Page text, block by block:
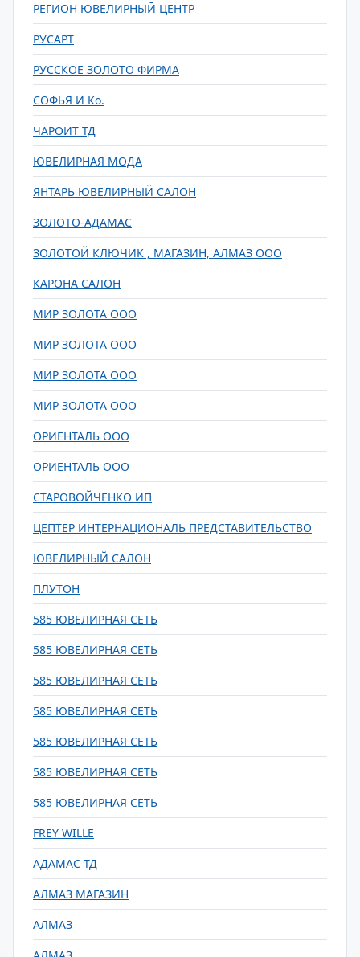
РЕГИОН ЮВЕЛИРНЫЙ ЦЕНТР
РУСАРТ
РУССКОЕ ЗОЛОТО ФИРМА
СОФЬЯ И Ко.
ЧАРОИТ ТД
ЮВЕЛИРНАЯ МОДА
ЯНТАРЬ ЮВЕЛИРНЫЙ САЛОН
ЗОЛОТО-АДАМАС
ЗОЛОТОЙ КЛЮЧИК , МАГАЗИН, АЛМАЗ ООО
КАРОНА САЛОН
МИР ЗОЛОТА ООО
МИР ЗОЛОТА ООО
МИР ЗОЛОТА ООО
МИР ЗОЛОТА ООО
ОРИЕНТАЛЬ ООО
ОРИЕНТАЛЬ ООО
СТАРОВОЙЧЕНКО ИП
ЦЕПТЕР ИНТЕРНАЦИОНАЛЬ ПРЕДСТАВИТЕЛЬСТВО
ЮВЕЛИРНЫЙ САЛОН
ПЛУТОН
585 ЮВЕЛИРНАЯ СЕТЬ
585 ЮВЕЛИРНАЯ СЕТЬ
585 ЮВЕЛИРНАЯ СЕТЬ
585 ЮВЕЛИРНАЯ СЕТЬ
585 ЮВЕЛИРНАЯ СЕТЬ
585 ЮВЕЛИРНАЯ СЕТЬ
585 ЮВЕЛИРНАЯ СЕТЬ
FREY WILLE
АДАМАС ТД
АЛМАЗ МАГАЗИН
АЛМАЗ